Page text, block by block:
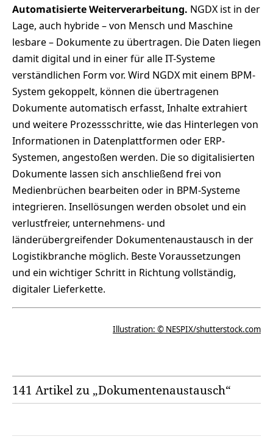
Automatisierte Weiterverarbeitung. NGDX ist in der
Lage, auch hybride – von Mensch und Maschine
lesbare – Dokumente zu übertragen. Die Daten liegen
damit digital und in einer für alle IT-Systeme
verständlichen Form vor. Wird NGDX mit einem BPM-
System gekoppelt, können die übertragenen
Dokumente automatisch erfasst, Inhalte extrahiert
und weitere Prozessschritte, wie das Hinterlegen von
Informationen in Datenplattformen oder ERP-
Systemen, angestoßen werden. Die so digitalisierten
Dokumente lassen sich anschließend frei von
Medienbrüchen bearbeiten oder in BPM-Systeme
integrieren. Insellösungen werden obsolet und ein
verlustfreier, unternehmens- und
länderübergreifender Dokumentenaustausch in der
Logistikbranche möglich. Beste Voraussetzungen
und ein wichtiger Schritt in Richtung vollständig,
digitaler Lieferkette.
Illustration: © NESPIX/shutterstock.com
141 Artikel zu „Dokumentenaustausch“